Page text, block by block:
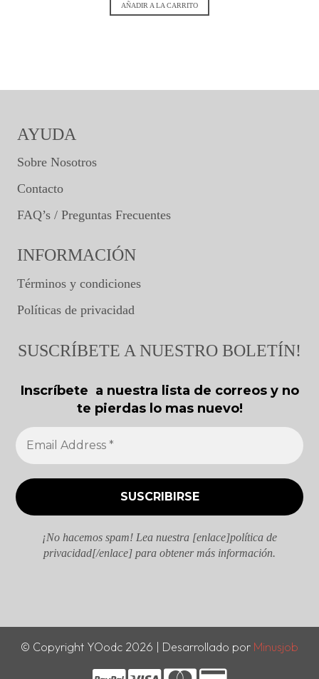
AÑADIR A LA CARRITO
AYUDA
Sobre Nosotros
Contacto
FAQ’s / Preguntas Frecuentes
INFORMACIÓN
Términos y condiciones
Políticas de privacidad
SUSCRÍBETE A NUESTRO BOLETÍN!
Inscríbete a nuestra lista de correos y no
te pierdas lo mas nuevo!
¡No hacemos spam! Lea nuestra [enlace]política de
privacidad[/enlace] para obtener más información.
© Copyright YOodc 2026 | Desarrollado por Minusjob